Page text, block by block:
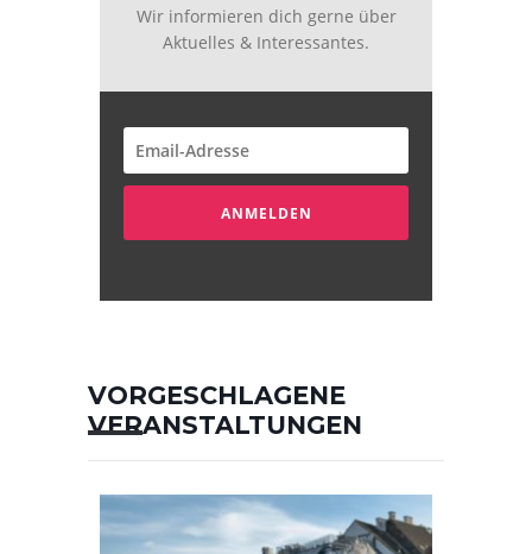
Wir informieren dich gerne über
Aktuelles & Interessantes.
ANMELDEN
VORGESCHLAGENE
VERANSTALTUNGEN